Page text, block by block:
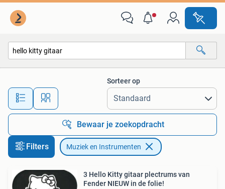
Alle afstanden…
Sorteer op
Bewaar je zoekopdracht
Filters Muziek en Instrumenten
3 Hello Kitty gitaar plectrums van
Fender NIEUW in de folie!